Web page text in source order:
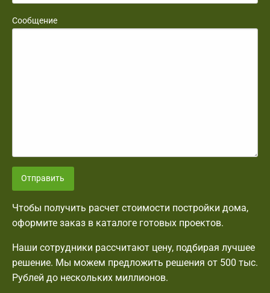
Сообщение
Отправить
Чтобы получить расчет стоимости постройки дома,
оформите заказ в каталоге готовых проектов.
Наши сотрудники рассчитают цену, подбирая лучшее
решение. Мы можем предложить решения от 500 тыс.
Рублей до нескольких миллионов.